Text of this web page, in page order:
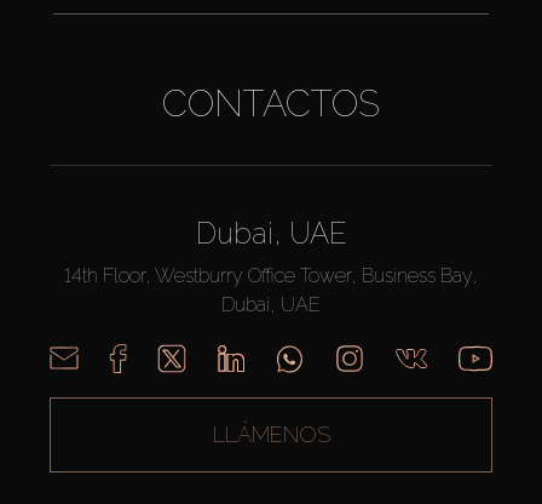
CONTACTOS
Dubai, UAE
14th Floor, Westburry Office Tower, Business Bay,
Dubai, UAE
LLÁMENOS